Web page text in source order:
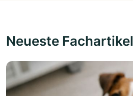
Neueste Fachartikel